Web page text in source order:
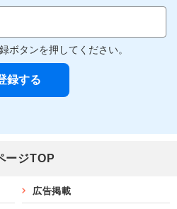
ボタンを押してください。
ージTOP
広告掲載